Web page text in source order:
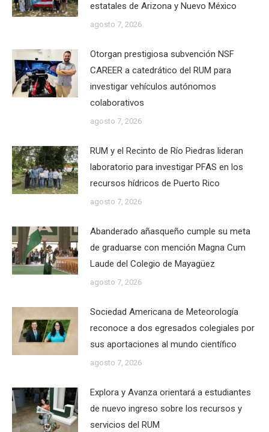
estatales de Arizona y Nuevo México
agosto 7, 2026
Otorgan prestigiosa subvención NSF
CAREER a catedrático del RUM para
investigar vehículos autónomos
colaborativos
agosto 7, 2026
RUM y el Recinto de Río Piedras lideran
laboratorio para investigar PFAS en los
recursos hídricos de Puerto Rico
agosto 7, 2026
Abanderado añasqueño cumple su meta
de graduarse con mención Magna Cum
Laude del Colegio de Mayagüez
agosto 7, 2026
Sociedad Americana de Meteorología
reconoce a dos egresados colegiales por
sus aportaciones al mundo científico
agosto 7, 2026
Explora y Avanza orientará a estudiantes
de nuevo ingreso sobre los recursos y
servicios del RUM